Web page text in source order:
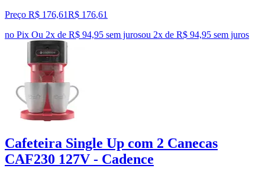
Preço R$ 176,61R$ 176,61
no Pix Ou 2x de R$ 94,95 sem jurosou 2x de R$ 94,95 sem juros
Cafeteira Single Up com 2 Canecas
CAF230 127V - Cadence